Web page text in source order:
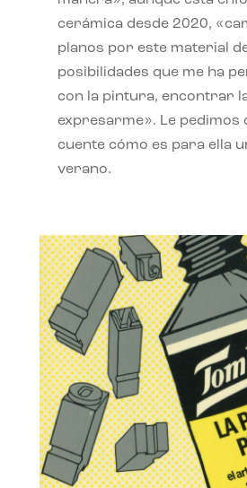
cerámica desde 2020,
planos por este material
posibilidades que me ha
con la pintura, encontrar
expresarme». Le pedimos
cuente cómo es para ella
verano.